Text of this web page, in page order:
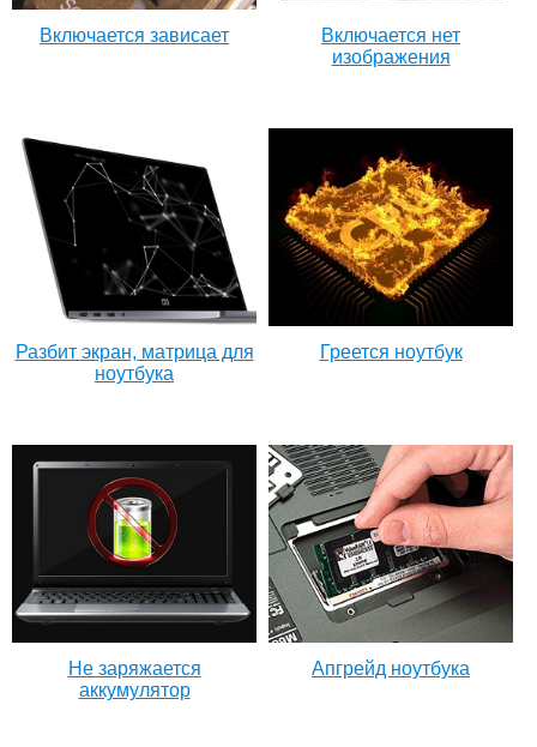
Включается зависает
Включается нет
изображения
Разбит экран, матрица для
ноутбука
Греется ноутбук
Не заряжается
аккумулятор
Апгрейд ноутбука